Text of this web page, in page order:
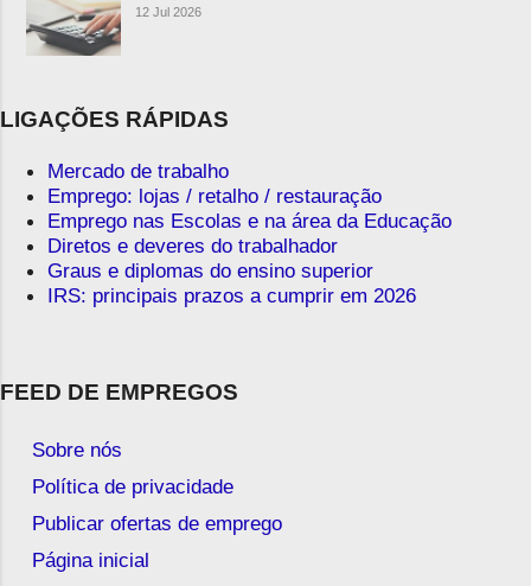
12 Jul 2026
LIGAÇÕES RÁPIDAS
Mercado de trabalho
Emprego: lojas / retalho / restauração
Emprego nas Escolas e na área da Educação
Diretos e deveres do trabalhador
Graus e diplomas do ensino superior
IRS: principais prazos a cumprir em 2026
FEED DE EMPREGOS
Sobre nós
Política de privacidade
Publicar ofertas de emprego
Página inicial